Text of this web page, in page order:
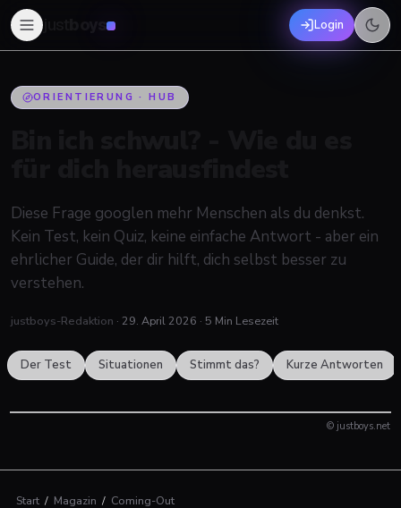
boys Login
ORIENTIERUNG · HUB
Diese Frage googlen mehr Menschen als du denkst.
Kein Test, kein Quiz, keine einfache Antwort - aber ein
ehrlicher Guide, der dir hilft, dich selbst besser zu
verstehen.
justboys-Redaktion · 29. April 2026 · 5 Min Lesezeit
Der Test Situationen Stimmt das? Kurze Antworten
© justboys.net
Start / Magazin / Coming-Out